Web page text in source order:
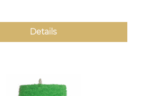
Details